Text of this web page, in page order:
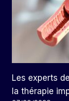
Les experts
la thérapie